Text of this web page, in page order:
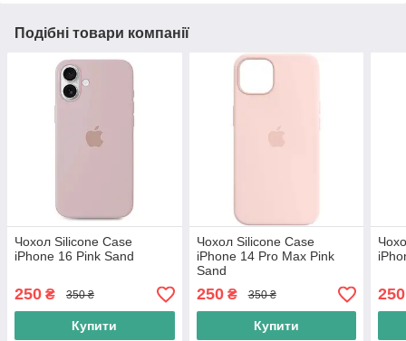
Подібні товари компанії
Чохол Silicone Case
iPhone 16 Pink Sand
250 ₴ 350 ₴
Купити
Чохол Silicone Case
iPhone 14 Pro Max Pink
Sand
250₴ 350 ₴
Купити
250